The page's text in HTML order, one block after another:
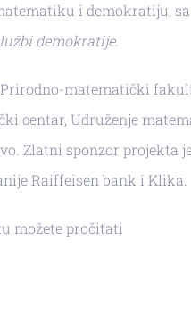
i demokratiju,
demokratije.
matematički
centar, Udruženje
Zlatni sponzor projekta
Raiffeisen bank i Klika.
možete pročitati